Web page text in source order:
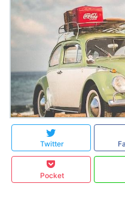
Twitter
Pocket